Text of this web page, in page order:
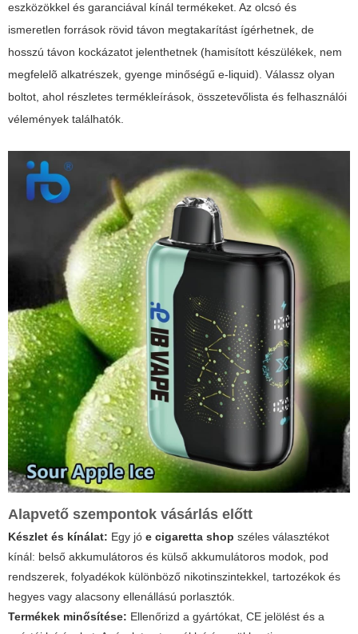
eszközökkel és garanciával kínál termékeket. Az olcsó és
ismeretlen források rövid távon megtakarítást ígérhetnek, de
hosszú távon kockázatot jelenthetnek (hamisított készülékek, nem
megfelelõ alkatrészek, gyenge minőségű e-liquid). Válassz olyan
boltot, ahol részletes termékleírások, összetevőlista és felhasználói
vélemények találhatók.
Alapvető szempontok vásárlás előtt
Készlet és kínálat: Egy jó e cigaretta shop széles választékot
kínál: belső akkumulátoros és külső akkumulátoros modok, pod
rendszerek, folyadékok különböző nikotinszintekkel, tartozékok és
hegyes vagy alacsony ellenállású porlasztók.
Termékek minősítése: Ellenőrizd a gyártókat, CE jelölést és a